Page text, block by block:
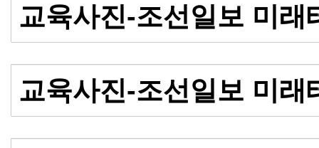
교육사진-조선일보 미
교육사진-조선일보 미